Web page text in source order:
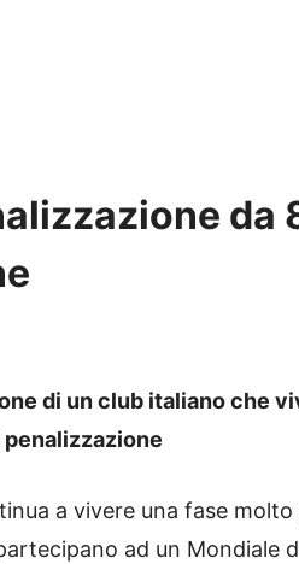
da
di un club italiano che
a vivere una fase
ad un Mondiale